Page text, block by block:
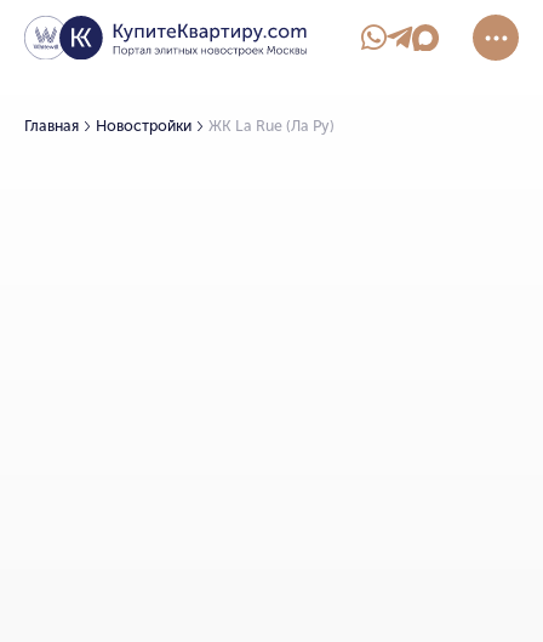
Главная Новостройки ЖК La Rue (Ла Ру)